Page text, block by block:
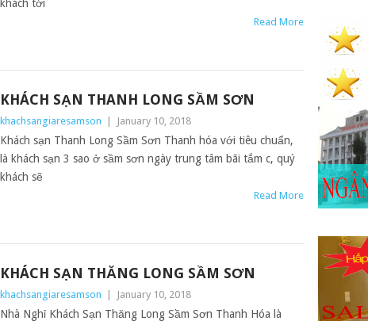
khách tới
Read More
KHÁCH SẠN THANH LONG SẦM SƠN
khachsangiaresamson January 10, 2018
Khách sạn Thanh Long Sầm Sơn Thanh hóa với tiêu chuẩn,
là khách sạn 3 sao ở sầm sơn ngày trung tâm bãi tắm c, quý
khách sẽ
Read More
KHÁCH SẠN THĂNG LONG SẦM SƠN
khachsangiaresamson January 10, 2018
Nhà Nghỉ Khách Sạn Thăng Long Sầm Sơn Thanh Hóa là